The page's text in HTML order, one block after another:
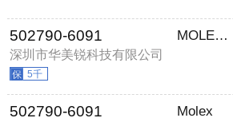
502790-6091
深圳市华美锐科技有限公司
5千
MOLEX/莫仕
502790-6091 Molex